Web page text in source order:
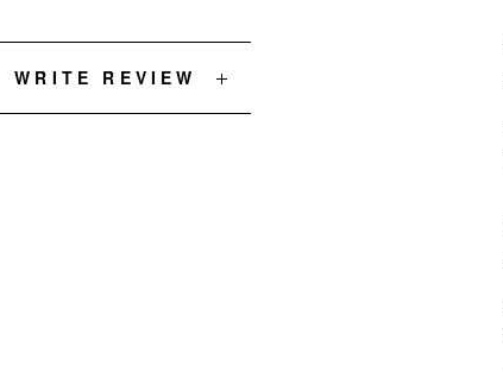
WRITE REVIEW